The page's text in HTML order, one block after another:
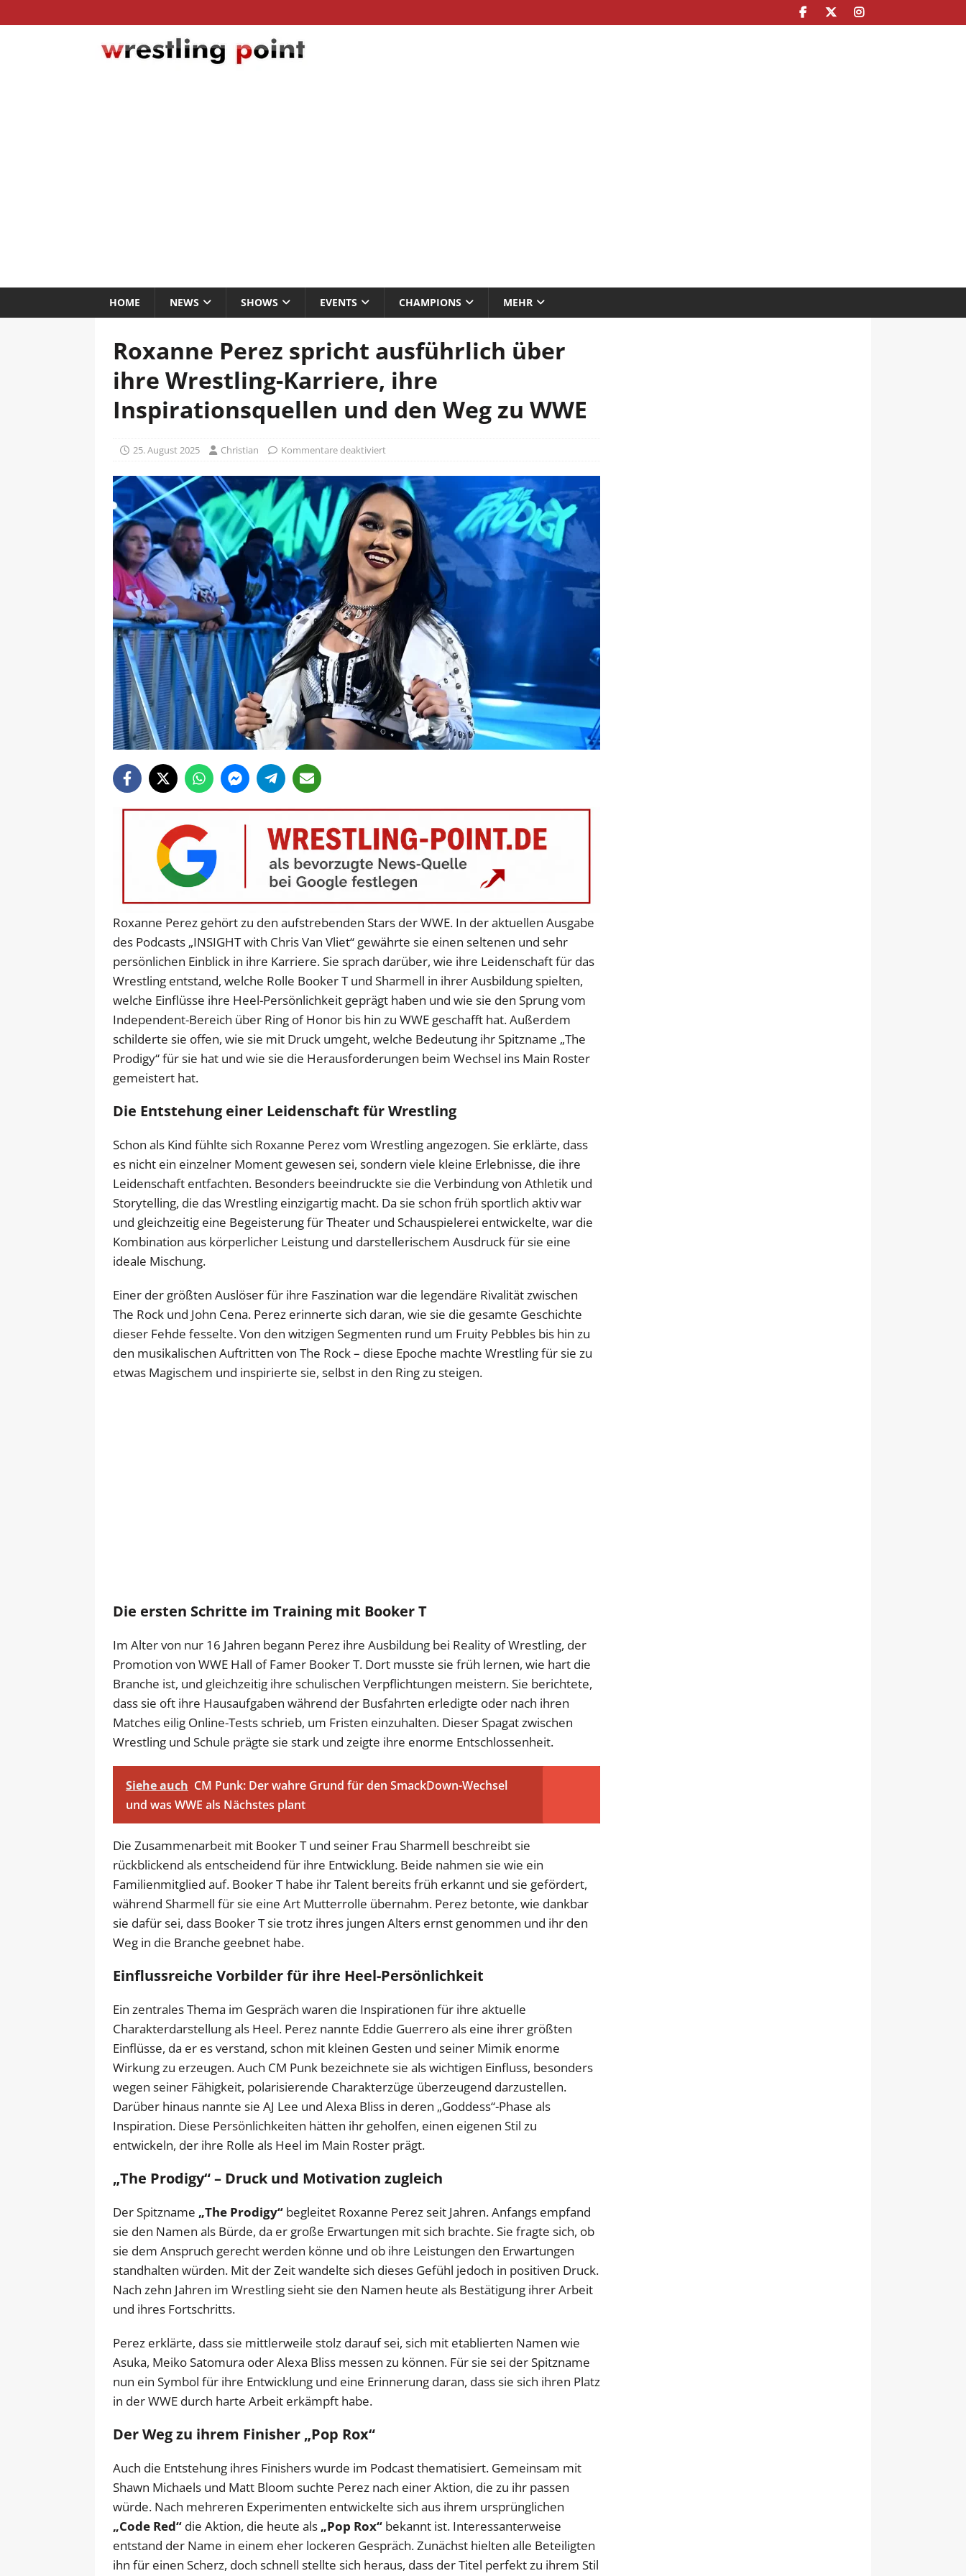
HOME NEWS SHOWS EVENTS CHAMPIONS MEHR
Roxanne Perez spricht ausführlich über
ihre Wrestling-Karriere, ihre
Inspirationsquellen und den Weg zu WWE
25. August 2025 Christian Kommentare deaktiviert
Roxanne Perez gehört zu den aufstrebenden Stars der WWE. In der aktuellen Ausgabe
des Podcasts „INSIGHT with Chris Van Vliet“ gewährte sie einen seltenen und sehr
persönlichen Einblick in ihre Karriere. Sie sprach darüber, wie ihre Leidenschaft für das
Wrestling entstand, welche Rolle Booker T und Sharmell in ihrer Ausbildung spielten,
welche Einflüsse ihre Heel-Persönlichkeit geprägt haben und wie sie den Sprung vom
Independent-Bereich über Ring of Honor bis hin zu WWE geschafft hat. Außerdem
schilderte sie offen, wie sie mit Druck umgeht, welche Bedeutung ihr Spitzname „The
Prodigy“ für sie hat und wie sie die Herausforderungen beim Wechsel ins Main Roster
gemeistert hat.
Die Entstehung einer Leidenschaft für Wrestling
Schon als Kind fühlte sich Roxanne Perez vom Wrestling angezogen. Sie erklärte, dass
es nicht ein einzelner Moment gewesen sei, sondern viele kleine Erlebnisse, die ihre
Leidenschaft entfachten. Besonders beeindruckte sie die Verbindung von Athletik und
Storytelling, die das Wrestling einzigartig macht. Da sie schon früh sportlich aktiv war
und gleichzeitig eine Begeisterung für Theater und Schauspielerei entwickelte, war die
Kombination aus körperlicher Leistung und darstellerischem Ausdruck für sie eine
ideale Mischung.
Einer der größten Auslöser für ihre Faszination war die legendäre Rivalität zwischen
The Rock und John Cena. Perez erinnerte sich daran, wie sie die gesamte Geschichte
dieser Fehde fesselte. Von den witzigen Segmenten rund um Fruity Pebbles bis hin zu
den musikalischen Auftritten von The Rock – diese Epoche machte Wrestling für sie zu
etwas Magischem und inspirierte sie, selbst in den Ring zu steigen.
Die ersten Schritte im Training mit Booker T
Im Alter von nur 16 Jahren begann Perez ihre Ausbildung bei Reality of Wrestling, der
Promotion von WWE Hall of Famer Booker T. Dort musste sie früh lernen, wie hart die
Branche ist, und gleichzeitig ihre schulischen Verpflichtungen meistern. Sie berichtete,
dass sie oft ihre Hausaufgaben während der Busfahrten erledigte oder nach ihren
Matches eilig Online-Tests schrieb, um Fristen einzuhalten. Dieser Spagat zwischen
Wrestling und Schule prägte sie stark und zeigte ihre enorme Entschlossenheit.
Siehe auch CM Punk: Der wahre Grund für den SmackDown-Wechsel
und was WWE als Nächstes plant
Die Zusammenarbeit mit Booker T und seiner Frau Sharmell beschreibt sie
rückblickend als entscheidend für ihre Entwicklung. Beide nahmen sie wie ein
Familienmitglied auf. Booker T habe ihr Talent bereits früh erkannt und sie gefördert,
während Sharmell für sie eine Art Mutterrolle übernahm. Perez betonte, wie dankbar
sie dafür sei, dass Booker T sie trotz ihres jungen Alters ernst genommen und ihr den
Weg in die Branche geebnet habe.
Einflussreiche Vorbilder für ihre Heel-Persönlichkeit
Ein zentrales Thema im Gespräch waren die Inspirationen für ihre aktuelle
Charakterdarstellung als Heel. Perez nannte Eddie Guerrero als eine ihrer größten
Einflüsse, da er es verstand, schon mit kleinen Gesten und seiner Mimik enorme
Wirkung zu erzeugen. Auch CM Punk bezeichnete sie als wichtigen Einfluss, besonders
wegen seiner Fähigkeit, polarisierende Charakterzüge überzeugend darzustellen.
Darüber hinaus nannte sie AJ Lee und Alexa Bliss in deren „Goddess“-Phase als
Inspiration. Diese Persönlichkeiten hätten ihr geholfen, einen eigenen Stil zu
entwickeln, der ihre Rolle als Heel im Main Roster prägt.
„The Prodigy“ – Druck und Motivation zugleich
Der Spitzname „The Prodigy“ begleitet Roxanne Perez seit Jahren. Anfangs empfand
sie den Namen als Bürde, da er große Erwartungen mit sich brachte. Sie fragte sich, ob
sie dem Anspruch gerecht werden könne und ob ihre Leistungen den Erwartungen
standhalten würden. Mit der Zeit wandelte sich dieses Gefühl jedoch in positiven Druck.
Nach zehn Jahren im Wrestling sieht sie den Namen heute als Bestätigung ihrer Arbeit
und ihres Fortschritts.
Perez erklärte, dass sie mittlerweile stolz darauf sei, sich mit etablierten Namen wie
Asuka, Meiko Satomura oder Alexa Bliss messen zu können. Für sie sei der Spitzname
nun ein Symbol für ihre Entwicklung und eine Erinnerung daran, dass sie sich ihren Platz
in der WWE durch harte Arbeit erkämpft habe.
Der Weg zu ihrem Finisher „Pop Rox“
Auch die Entstehung ihres Finishers wurde im Podcast thematisiert. Gemeinsam mit
Shawn Michaels und Matt Bloom suchte Perez nach einer Aktion, die zu ihr passen
würde. Nach mehreren Experimenten entwickelte sich aus ihrem ursprünglichen
„Code Red“ die Aktion, die heute als „Pop Rox“ bekannt ist. Interessanterweise
entstand der Name in einem eher lockeren Gespräch. Zunächst hielten alle Beteiligten
ihn für einen Scherz, doch schnell stellte sich heraus, dass der Titel perfekt zu ihrem Stil